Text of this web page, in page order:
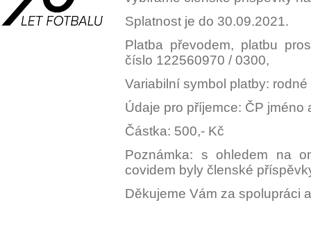
Splatnost je do 30.09.2021.
Platba převodem, platbu
číslo 122560970 / 0300,
Variabilní symbol platby:
Údaje pro příjemce: ČP jméno
Částka: 500,- Kč
Poznámka: s ohledem na
covidem byly členské
Děkujeme Vám za spolupráci